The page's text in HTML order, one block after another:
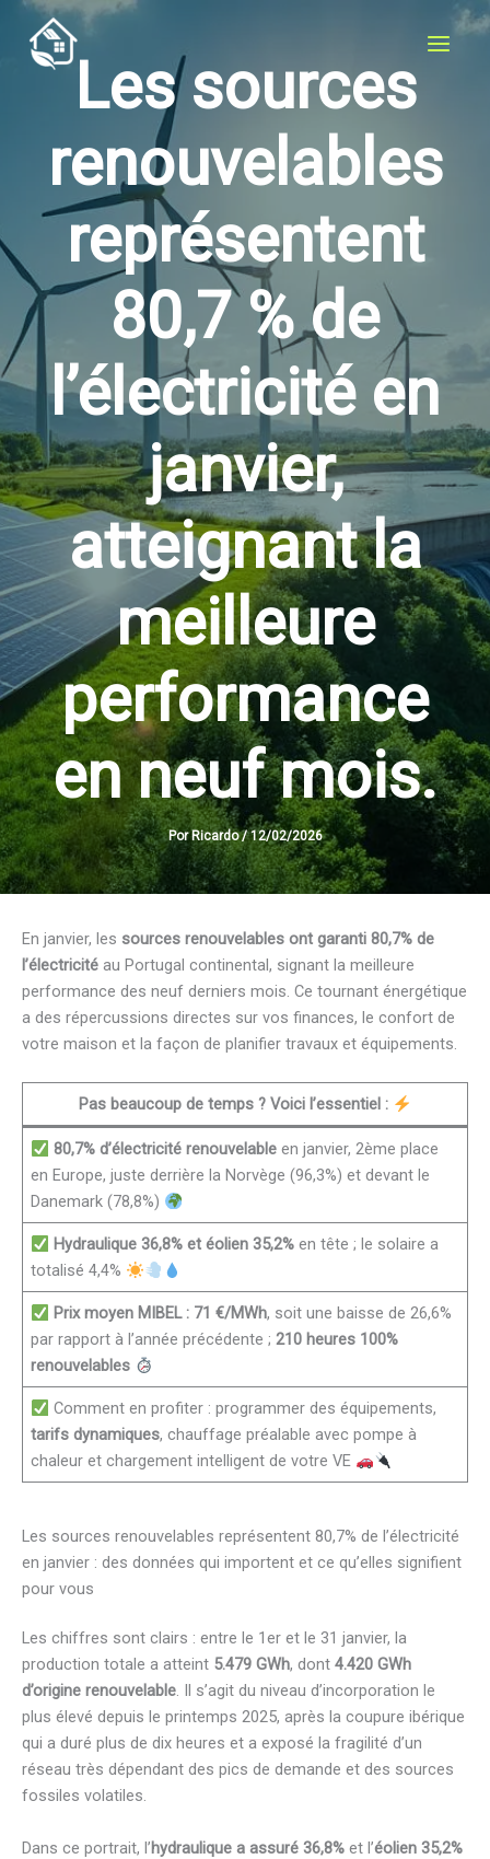
Aller
contenu
Les sources
renouvelables
représentent
80,7 % de
l’électricité en
janvier,
atteignant la
meilleure
performance
en neuf mois.
Por Ricardo/12/02/2026
En janvier, les sources renouvelables ont garanti 80,7% de
l’électricité au Portugal continental, signant la meilleure
performance des neuf derniers mois. Ce tournant énergétique
a des répercussions directes sur vos finances, le confort de
votre maison et la façon de planifier travaux et équipements.
Pas beaucoup de temps ? Voici l’essentiel :
80,7% d’électricité renouvelableen janvier, 2ème place
en Europe, juste derrière la Norvège (96,3%) et devant le
Danemark (78,8%)
Hydraulique 36,8% et éolien 35,2%en tête ; le solaire a
totalisé 4,4%
Prix moyen MIBEL : 71 €/MWh, soit une baisse de 26,6%
par rapport à l’année précédente ;210 heures 100%
renouvelables
Comment en profiter : programmer des équipements,
tarifs dynamiques, chauffage préalable avec pompe à
chaleur et chargement intelligent de votre VE
Les sources renouvelables représentent 80,7% de l’électricité
en janvier : des données qui importent et ce qu’elles signifient
pour vous
Les chiffres sont clairs : entre le 1er et le 31 janvier, la
production totale a atteint 5.479 GWh, dont 4.420 GWh
d’origine renouvelable. Il s’agit du niveau d’incorporation le
plus élevé depuis le printemps 2025, après la coupure ibérique
qui a duré plus de dix heures et a exposé la fragilité d’un
réseau très dépendant des pics de demande et des sources
fossiles volatiles.
Dans ce portrait, l’hydraulique a assuré 36,8% et l’éolien 35,2%